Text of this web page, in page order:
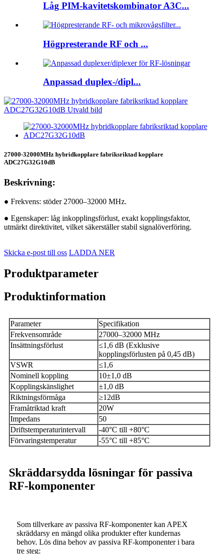
Låg PIM-kavitetskombinator A3C...
Högpresterande RF och ...
Anpassad duplex-/dipl...
27000-32000MHz hybridkopplare fabriksriktad kopplare
ADC27G32G10dB
Beskrivning:
● Frekvens: stöder 27000–32000 MHz.
● Egenskaper: låg inkopplingsförlust, exakt kopplingsfaktor,
utmärkt direktivitet, vilket säkerställer stabil signalöverföring.
Skicka e-post till oss LADDA NER
Produktparameter
Produktinformation
Parameter
Specifikation
Frekvensområde
27000–32000 MHz
Insättningsförlust
≤1,6 dB (Exklusive
kopplingsförlusten på 0,45 dB)
VSWR
≤1,6
Nominell koppling
10±1,0 dB
Kopplingskänslighet
±1,0 dB
Riktningsförmåga
≥12dB
Framåtriktad kraft
20W
Impedans
50
Driftstemperaturintervall
-40°C till +80°C
Förvaringstemperatur
-55°C till +85°C
Skräddarsydda lösningar för passiva
RF-komponenter
Som tillverkare av passiva RF-komponenter kan APEX
skräddarsy en mängd olika produkter efter kundernas
behov. Lös dina behov av passiva RF-komponenter i bara
tre steg: